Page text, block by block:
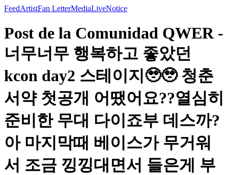
FeedArtistFan LetterMediaLiveNotice
Post de la Comunidad QWER -
너무너무 행복하고 좋았던
kcon day2 스테이지🥹🥹 청춘
서약 첫공개 어땠어요??열심히
준비한 무대 다이죠부 데스까?
아 마지막때 베이스가 무거워
서 조금 낑낑대면서 들은게 부